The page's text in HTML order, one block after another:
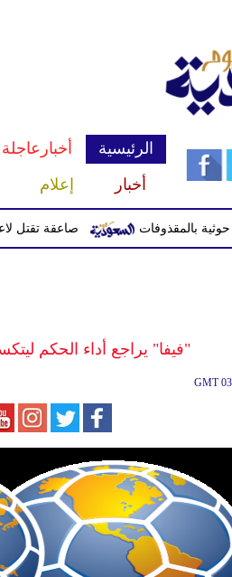
الرئيسية أخبارعاجلة
أخبار
إعلام
صاعقة تقتل لاعبا تايلانديا وتصيب
"فيفا" يراجع أداء الحكم
GMT